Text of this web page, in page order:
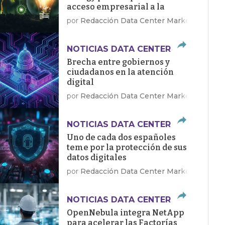
acceso empresarial a la
energía limpia
por Redacción Data Center Market
NOTICIAS DATA CENTER
Brecha entre gobiernos y
ciudadanos en la atención
digital
por Redacción Data Center Market
NOTICIAS DATA CENTER
Uno de cada dos españoles
teme por la protección de sus
datos digitales
por Redacción Data Center Market
NOTICIAS DATA CENTER
OpenNebula integra NetApp
para acelerar las Factorías